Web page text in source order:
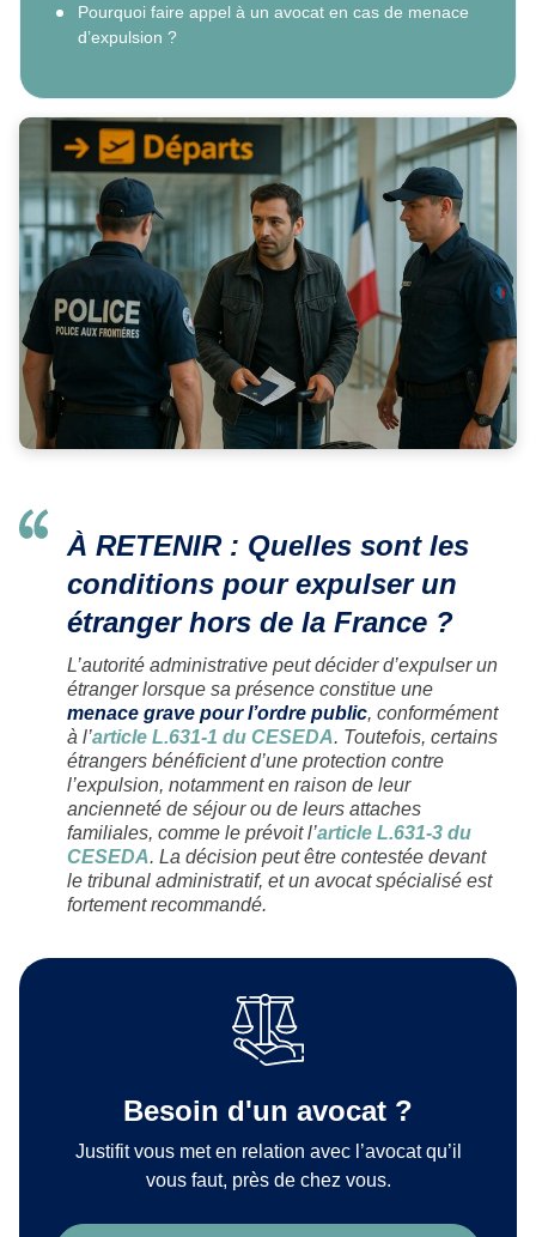
Pourquoi faire appel à un avocat en cas de menace
d’expulsion ?
À RETENIR : Quelles sont les
conditions pour expulser un
étranger hors de la France ?
L’autorité administrative peut décider d’expulser un
étranger lorsque sa présence constitue une
menace grave pour l’ordre public, conformément
à l’article L.631-1 du CESEDA. Toutefois, certains
étrangers bénéficient d’une protection contre
l’expulsion, notamment en raison de leur
ancienneté de séjour ou de leurs attaches
familiales, comme le prévoit l’article L.631-3 du
CESEDA. La décision peut être contestée devant
le tribunal administratif, et un avocat spécialisé est
fortement recommandé.
Besoin d'un avocat ?
Justifit vous met en relation avec l’avocat qu’il
vous faut, près de chez vous.